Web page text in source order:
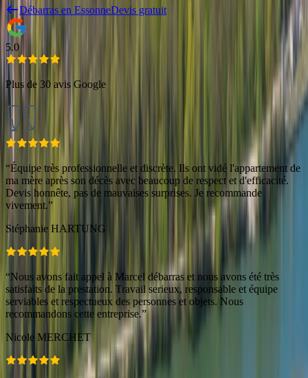
Débarras en EssonneDevis gratuit
5.0
Plus de 30 avis Google
“Équipe très professionnelle et discrète. Ils ont vidé l'appartement de
ma mère après son décès avec beaucoup de respect et d'efficacité.
Devis honnête, pas de mauvaises surprises. Je recommande
vivement.”
Stéphanie HARTUNG
“Nous avons fait appel à Marcel débarras et nous avons été très
satisfaits de la prestation. Travail serieux, responsable et équipe
serviables et respectueux des personnes et objets. Nous
recommandons cette entreprise.”
Nicole MERCHET